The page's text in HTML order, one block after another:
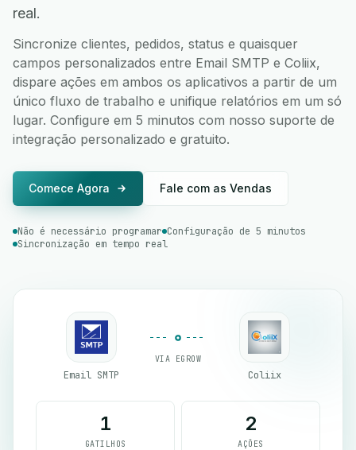
real.
Sincronize clientes, pedidos, status e quaisquer
campos personalizados entre Email SMTP e Coliix,
dispare ações em ambos os aplicativos a partir de um
único fluxo de trabalho e unifique relatórios em um só
lugar. Configure em 5 minutos com nosso suporte de
integração personalizado e gratuito.
Comece Agora Fale com as Vendas
Não é necessário programar Configuração de 5 minutos
Sincronização em tempo real
Email SMTP
VIA EGROW
Coliix
1
GATILHOS
2
AÇÕES